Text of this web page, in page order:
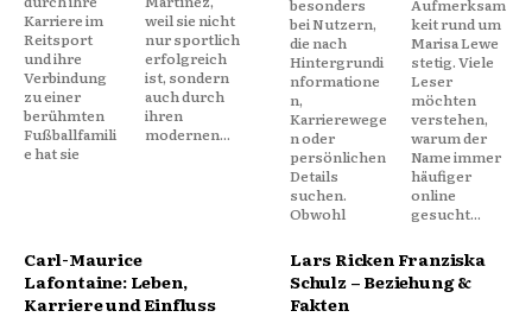
Karriere im
Reitsport
und ihre
Verbindung
zu einer
berühmten
Fußballfamili
e hat sie
weil sie nicht
nur sportlich
erfolgreich
ist, sondern
auch durch
ihren
modernen...
bei Nutzern,
die nach
Hintergrundi
nformatione
n,
Karrierewege
n oder
persönlichen
Details
suchen.
Obwohl
keit rund um
Marisa Lewe
stetig. Viele
Leser
möchten
verstehen,
warum der
Name immer
häufiger
online
gesucht...
Carl-Maurice
Lafontaine: Leben,
Karriere und Einfluss
Lars Ricken Franziska
Schulz – Beziehung &
Fakten